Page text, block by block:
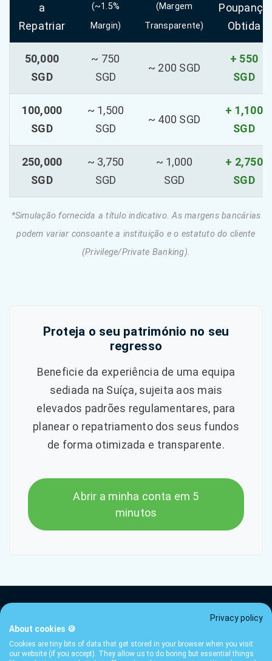
a
Repatriar
(~1.5%
Margin)
(Margem
Transparente)
Poupança
Obtida
50,000
SGD
~ 750
SGD
~ 200 SGD
+ 550
SGD
100,000
SGD
~ 1,500
SGD
~ 400 SGD
+ 1,100
SGD
250,000
SGD
~ 3,750
SGD
~ 1,000
SGD
+ 2,750
SGD
*Simulação fornecida a título indicativo. As margens bancárias
podem variar consoante a instituição e o estatuto do cliente
(Privilege/Private Banking).
Proteja o seu património no seu
regresso
Beneficie da experiência de uma equipa
sediada na Suíça, sujeita aos mais
elevados padrões regulamentares, para
planear o repatriamento dos seus fundos
de forma otimizada e transparente.
Abrir a minha conta em 5
minutos
Tarifas Termos
© 2026 ibani SA — Genebra, Suíça · Intermediário financeiro
Privacy policy
About cookies 🍪
Cookies are tiny bits of data that get stored in your browser when you visit
our website (if you accept). They allow us to do boring but essential things